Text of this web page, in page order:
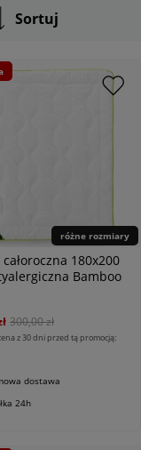
Sortuj
różne rozmiary
całoroczna 180x200
Bamboo
300,00 zł
z 30 dni przed tą promocją:
dostawa
24h